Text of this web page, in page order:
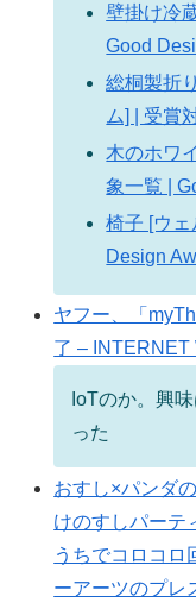
壁掛け冷
Good
総桐製折
ム] | 受賞
木のホワ
象一覧 |
椅子 [ウ
Design
ヤフー、「
了 – INTERNET
IoTのか。興
った
おすし×パンダ
けのすしパーテ
うちでコロコ
ーアーツのプレ